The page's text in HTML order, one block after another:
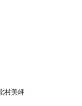
村美岬